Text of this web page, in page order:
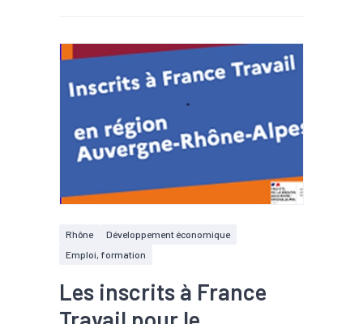
Rhône
Développement économique
Emploi, formation
Les inscrits à France